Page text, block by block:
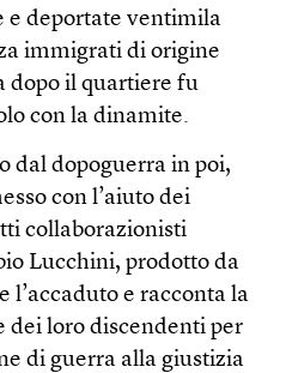
e deportate ventimila
immigrati di origine
dopo il quartiere fu
con la dinamite.
dal dopoguerra in poi,
con l’aiuto dei
collaborazionisti
Lucchini, prodotto da
l’accaduto e racconta la
dei loro discendenti per
di guerra alla giustizia